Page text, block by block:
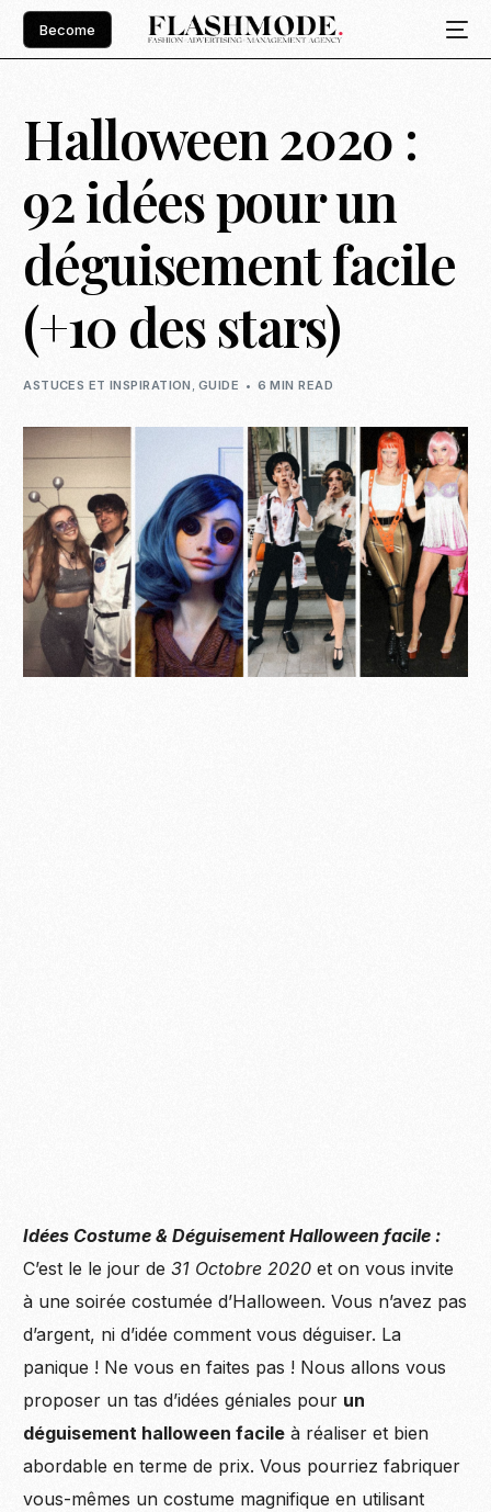
Become
Halloween 2020 :
92 idées pour un
déguisement facile
(+10 des stars)
ASTUCES ET INSPIRATION , GUIDE 6 MIN READ
Idées Costume & Déguisement Halloween facile :
C’est le le jour de31 Octobre 2020 et on vous invite
à une soirée costumée d’Halloween. Vous n’avez pas
d’argent, ni d’idée comment vous déguiser. La
panique ! Ne vous en faites pas ! Nous allons vous
proposer un tas d’idées géniales pour un
déguisement halloween facile à réaliser et bien
abordable en terme de prix. Vous pourriez fabriquer
vous-mêmes un costume magnifique en utilisant